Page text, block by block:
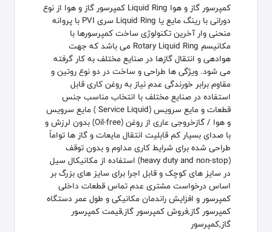
کمپرسور گاز و هوا Liquid Ring کمپرسور گاز و هوا از نوع
دورانی با رینگ مایع یا Liquid Ring سری PVI با پروانه
منحنی وار آخرین تکنولوژی ساخت کمپرسورها با
مکانیسم Rotary Liquid Ring می باشد که جهت
هوادهی و انتقال گازها در صنایع مختلف به کار گرفته
می شود. ویژگی ها طراحی و ساخت در دو نوع روتین و
مقاوم برابر خورندگی عدم نیاز به روغن کاری قابل
استفاده در صنایع مختلف با انتخاب مناسب جنس
قطعات و مایع سرویس (Service Liquid ) مایع سرویس
و هوا / گازخروجی عاری از روغن (Oil-free) بدون لرزش و
با صدای بسیار کم قابلیت انتقال مایعات و گاز ها تواماً
طراحی شده برای شرایط کاری مداوم و بدون توقف
(heavy duty and non-stop) استفاده از مکانیکال سیل
در سایز های کوچک و قابل اجرا برای سایز های بزرگ بر
اساس درخواست مشتری عدم تماس قطعات داخلی
کمپرسور و افزایش راندمان مکانیکی و طول عمر دستگاه
کمپرسور گاز,فروش کمپرسور گاز,قیمت کمپرسور
گاز,کمپرسور